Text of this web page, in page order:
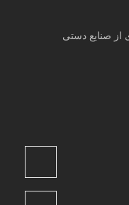
از صنایع دستی